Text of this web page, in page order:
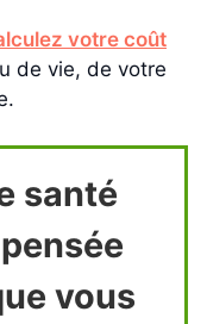
votre coût
de vie, de votre
santé
vous